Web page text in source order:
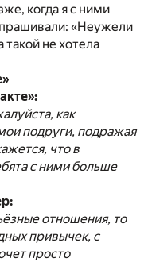
когда я с ними
«Неужели
такой не хотела
как
подруги, подражая
что в
с ними больше
отношения, то
привычек, с
просто